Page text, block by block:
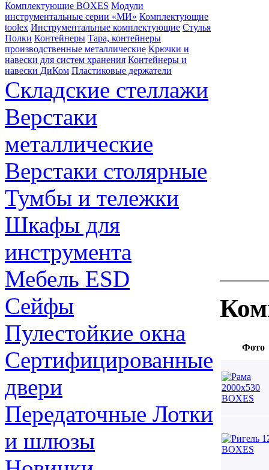
Комплектующие BOXES Модули
инструментальные серии «МИ» Комплектующие
toolex Инструментальные комплектующие Стулья
Полки Контейнеры Тара, контейнеры
производственные металлические Крючки и
навески для систем хранения Контейнеры и
навески ДиКом Пластиковые держатели
Складские стеллажи
Верстаки
металлические
Верстаки столярные
Тумбы и тележки
Шкафы для
инструмента
Мебель ESD
Сейфы
Пулестойкие окна
Сертифицированные
двери
Передаточные Лотки
и шлюзы
Фото